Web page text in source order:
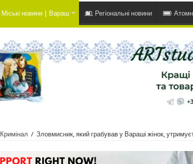
Міські новини | Вараш Регіональні новини
Кримінал / Зловмисник, який грабував у Вараші жінок,